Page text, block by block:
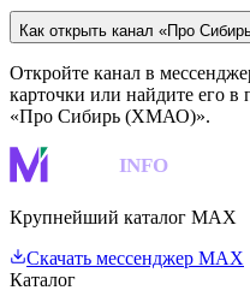
Как открыть канал «Про
Откройте канал в
карточки или найдите его
«Про Сибирь (ХМАО)».
INFO
Крупнейший каталог MAX
Скачать мессенджер MAX
Каталог